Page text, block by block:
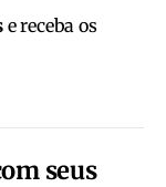
e receba os
seus